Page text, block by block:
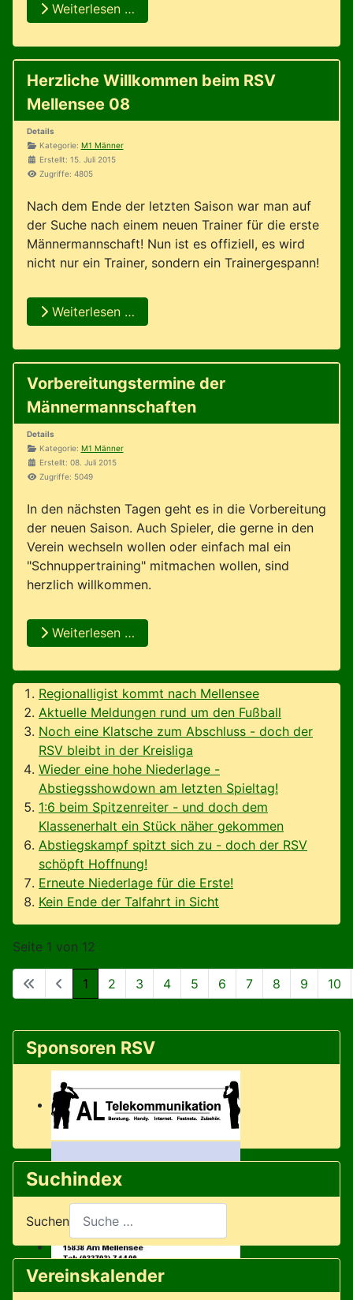
Weiterlesen …
Herzliche Willkommen beim RSV
Mellensee 08
Details
Kategorie: M1 Männer
Erstellt: 15. Juli 2015
Zugriffe: 4805
Nach dem Ende der letzten Saison war man auf
der Suche nach einem neuen Trainer für die erste
Männermannschaft! Nun ist es offiziell, es wird
nicht nur ein Trainer, sondern ein Trainergespann!
Weiterlesen …
Vorbereitungstermine der
Männermannschaften
Details
Kategorie: M1 Männer
Erstellt: 08. Juli 2015
Zugriffe: 5049
In den nächsten Tagen geht es in die Vorbereitung
der neuen Saison. Auch Spieler, die gerne in den
Verein wechseln wollen oder einfach mal ein
"Schnuppertraining" mitmachen wollen, sind
herzlich willkommen.
Weiterlesen …
Regionalligist kommt nach Mellensee
Aktuelle Meldungen rund um den Fußball
Noch eine Klatsche zum Abschluss - doch der
RSV bleibt in der Kreisliga
Wieder eine hohe Niederlage -
Abstiegsshowdown am letzten Spieltag!
1:6 beim Spitzenreiter - und doch dem
Klassenerhalt ein Stück näher gekommen
Abstiegskampf spitzt sich zu - doch der RSV
schöpft Hoffnung!
Erneute Niederlage für die Erste!
Kein Ende der Talfahrt in Sicht
Seite 1 von 12
1 2 3 4 5 6 7 8 9 10
Sponsoren RSV
Suchindex
Suchen
Vereinskalender